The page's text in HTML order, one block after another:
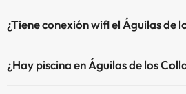
¿Tiene conexión wifi el Águilas de
¿Hay piscina en Águilas de los